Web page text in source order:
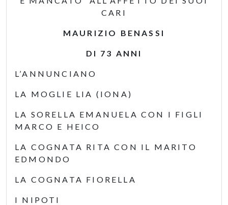
CARI
MAURIZIO BENASSI
DI 73 ANNI
L’ANNUNCIANO
LA MOGLIE LIA (IONA)
LA SORELLA EMANUELA CON I FIGLI
MARCO E HEICO
LA COGNATA RITA CON IL MARITO
EDMONDO
LA COGNATA FIORELLA
I NIPOTI